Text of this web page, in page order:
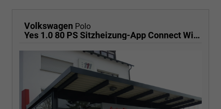
Volkswagen Polo
Yes 1.0 80 PS Sitzheizung-App Connect Wireless-Einparkhilfe-Klima-Sofort